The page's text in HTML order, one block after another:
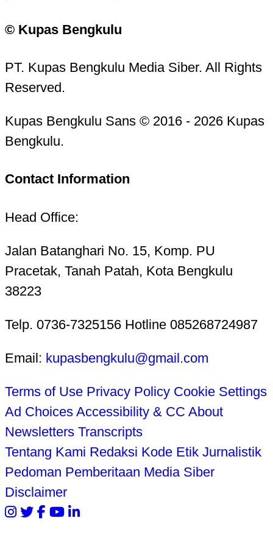
© Kupas Bengkulu
PT. Kupas Bengkulu Media Siber. All Rights
Reserved.
Kupas Bengkulu Sans © 2016 - 2026 Kupas
Bengkulu.
Contact Information
Head Office:
Jalan Batanghari No. 15, Komp. PU
Pracetak, Tanah Patah, Kota Bengkulu
38223
Telp. 0736-7325156 Hotline 085268724987
Email: kupasbengkulu@gmail.com
Terms of Use Privacy Policy Cookie Settings
Ad Choices Accessibility & CC About
Newsletters Transcripts
Tentang Kami Redaksi Kode Etik Jurnalistik
Pedoman Pemberitaan Media Siber
Disclaimer